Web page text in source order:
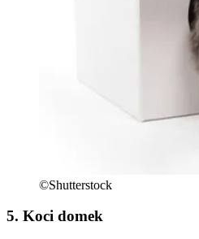
©Shutterstock
5. Koci domek